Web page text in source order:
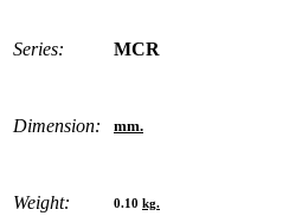
Series: MCR
Dimension: mm.
Weight: 0.10 kg.